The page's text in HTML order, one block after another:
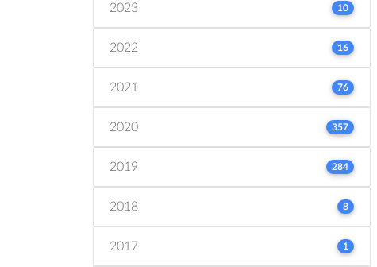
2023 10
2022 16
2021 76
2020 357
2019 284
2018 8
2017 1